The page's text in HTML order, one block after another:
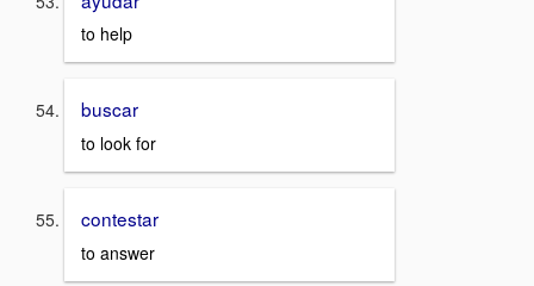
to help
buscar
to look for
contestar
to answer